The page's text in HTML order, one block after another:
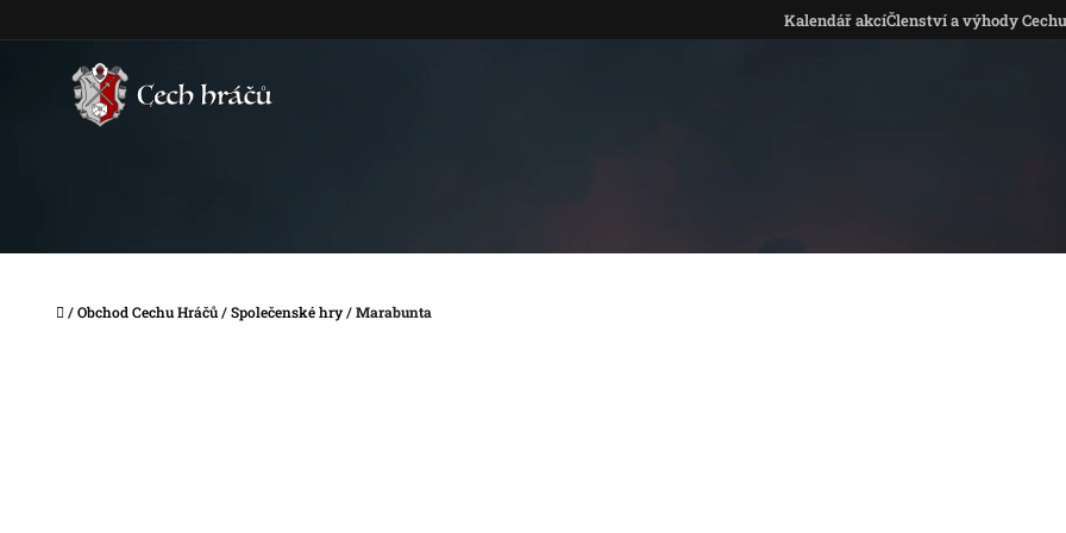
Kalendář akcíČlenství a výhody Cechu
Domů
/Obchod Cechu Hráčů/Společenské hry/Marabunta